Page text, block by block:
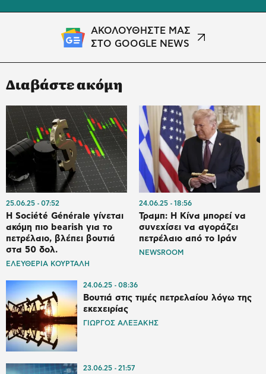
ΑΚΟΛΟΥΘΗΣΤΕ ΜΑΣ
ΣΤΟ GOOGLE NEWS
Διαβάστε ακόμη
25.06.25 07:52
Η Société Générale γίνεται
ακόμη πιο bearish για το
πετρέλαιο, βλέπει βουτιά
στα 50 δολ.
ΕΛΕΥΘΕΡΙΑ ΚΟΥΡΤΑΛΗ
24.06.25 18:56
Τραμπ: Η Κίνα μπορεί να
συνεχίσει να αγοράζει
πετρέλαιο από το Ιράν
NEWSROOM
24.06.25 08:36
Βουτιά στις τιμές πετρελαίου λόγω της
εκεχειρίας
ΓΙΩΡΓΟΣ ΑΛΕΞΑΚΗΣ
23.06.25 21:57